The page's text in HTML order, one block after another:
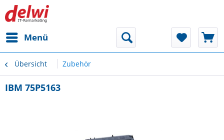
Menü
Übersicht Zubehör
IBM 75P5163